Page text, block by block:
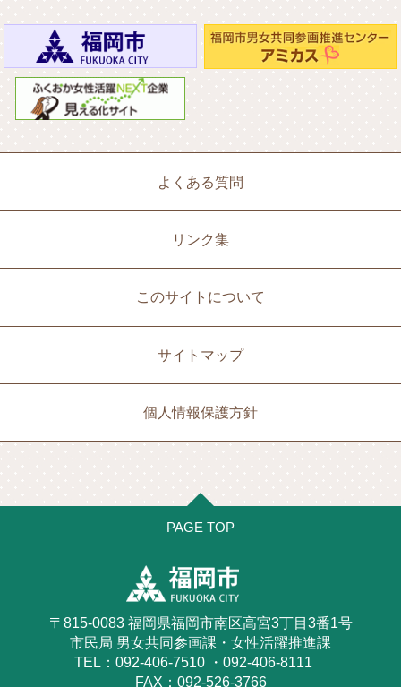
よくある質問
リンク集
このサイトについて
サイトマップ
個人情報保護方針
PAGE TOP
〒815-0083 福岡県福岡市南区高宮3丁目3番1号
市民局 男女共同参画課・女性活躍推進課
TEL：092-406-7510 ・092-406-8111
FAX：092-526-3766